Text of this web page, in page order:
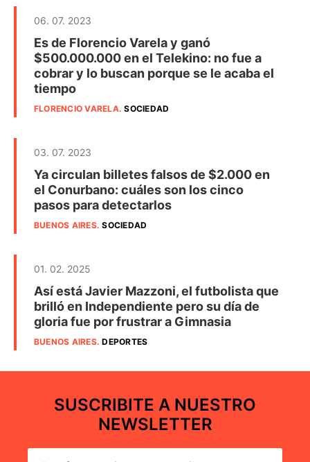
06. 07. 2023
Es de Florencio Varela y ganó
$500.000.000 en el Telekino: no fue a
cobrar y lo buscan porque se le acaba el
tiempo
FLORENCIO VARELA.SOCIEDAD
03. 07. 2023
Ya circulan billetes falsos de $2.000 en
el Conurbano: cuáles son los cinco
pasos para detectarlos
BUENOS AIRES.SOCIEDAD
01. 02. 2025
Así está Javier Mazzoni, el futbolista que
brilló en Independiente pero su día de
gloria fue por frustrar a Gimnasia
BUENOS AIRES.DEPORTES
SUSCRIBITE A NUESTRO
NEWSLETTER